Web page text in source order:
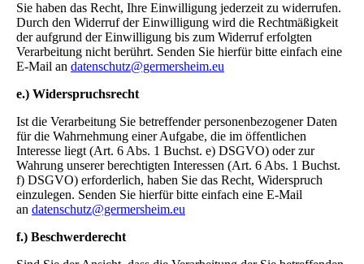
Sie haben das Recht, Ihre Einwilligung jederzeit zu widerrufen.
Durch den Widerruf der Einwilligung wird die Rechtmäßigkeit
der aufgrund der Einwilligung bis zum Widerruf erfolgten
Verarbeitung nicht berührt. Senden Sie hierfür bitte einfach eine
E-Mail an datenschutz@germersheim.eu
e.) Widerspruchsrecht
Ist die Verarbeitung Sie betreffender personenbezogener Daten
für die Wahrnehmung einer Aufgabe, die im öffentlichen
Interesse liegt (Art. 6 Abs. 1 Buchst. e) DSGVO) oder zur
Wahrung unserer berechtigten Interessen (Art. 6 Abs. 1 Buchst.
f) DSGVO) erforderlich, haben Sie das Recht, Widerspruch
einzulegen. Senden Sie hierfür bitte einfach eine E-Mail
an datenschutz@germersheim.eu
f.) Beschwerderecht